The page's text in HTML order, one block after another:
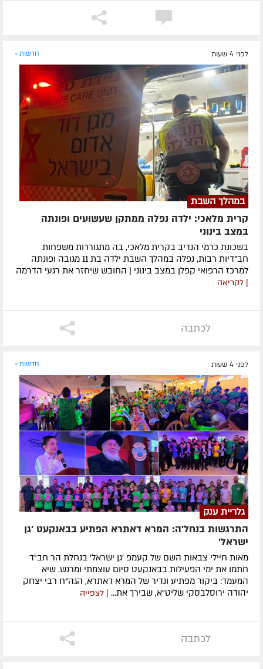
לפני 4 שעות חדשות »
במהלך השבת
קרית מלאכי: ילדה נפלה ממתקן שעשועים ופונתה
במצב בינוני
בשכונת כרמי הנדיב בקרית מלאכי, בה מתגוררות משפחות
חב"דיות רבות, נפלה במהלך השבת ילדה בת 11 מגובה ופונתה
למרכז הרפואי קפלן במצב בינוני | החובש שיחזר את רגעי הדרמה
| לקריאה
לכתבה
לפני 4 שעות חדשות »
גלריית ענק
התרגשות בנחל'ה: המרא דאתרא הפתיע בבאנקעט 'גן
ישראל'
מאות חיילי צבאות השם של קעמפ 'גן ישראל' בנחלת הר חב"ד
חתמו את ימי הפעילות בבאנקעט סיום עוצמתי ומרגש. שיא
המעמד: ביקור מפתיע ונדיר של המרא דאתרא, הגה"ח רבי יצחק
יהודה ירוסלבסקי שליט"א, שבירך את... | לצפייה
לכתבה